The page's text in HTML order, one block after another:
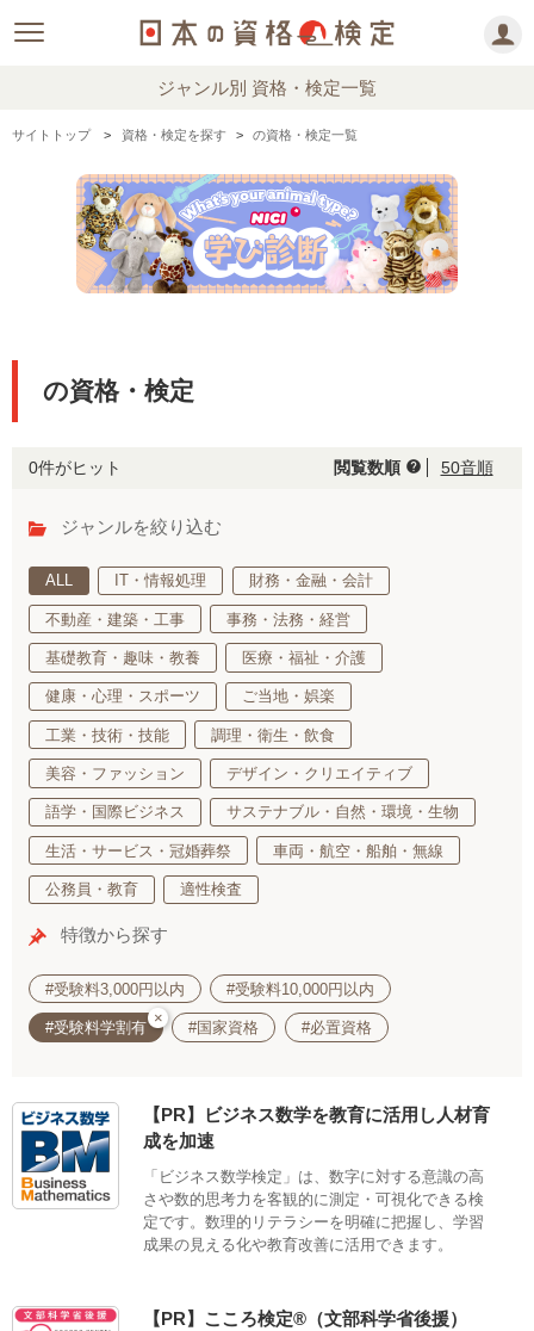
ジャンル別 資格・検定一覧
サイトトップ 資格・検定を探す の資格・検定一覧
の資格・検定
0件がヒット 閲覧数順 help 50音順
ジャンルを絞り込む
ALL IT・情報処理 財務・金融・会計
不動産・建築・工事 事務・法務・経営
基礎教育・趣味・教養 医療・福祉・介護
健康・心理・スポーツ ご当地・娯楽
工業・技術・技能 調理・衛生・飲食
美容・ファッション デザイン・クリエイティブ
語学・国際ビジネス サステナブル・自然・環境・生物
生活・サービス・冠婚葬祭 車両・航空・船舶・無線
公務員・教育 適性検査
特徴から探す
#受験料3,000円以内 #受験料10,000円以内
#受験料学割有
×
#国家資格 #必置資格
【PR】ビジネス数学を教育に活用し人材育
成を加速
「ビジネス数学検定」は、数字に対する意識の高
さや数的思考力を客観的に測定・可視化できる検
定です。数理的リテラシーを明確に把握し、学習
成果の見える化や教育改善に活用できます。
【PR】こころ検定®（文部科学省後援）